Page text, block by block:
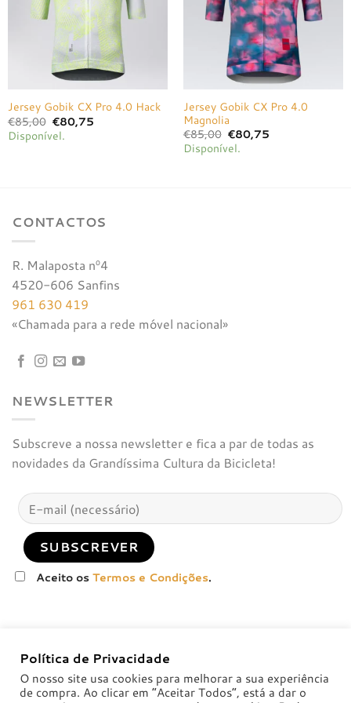
Jersey Gobik CX Pro 4.0 Hack
€85,00 O
preço
original
€80,75O
Disponível.
Jersey Gobik CX Pro 4.0
Magnolia
€85,00 O
preço
original
€80,75O
Disponível.
CONTACTOS
R. Malaposta nº4
4520-606 Sanfins
961 630 419
«Chamada para a rede móvel nacional»
NEWSLETTER
Subscreve a nossa newsletter e fica a par de todas as
novidades da Grandíssima Cultura da Bicicleta!
Aceito osTermos e Condições.
Política de Privacidade
O nosso site usa cookies para melhorar a sua experiência
de compra. Ao clicar em “Aceitar Todos”, está a dar o